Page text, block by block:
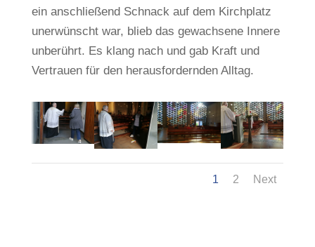
ein anschließend Schnack auf dem Kirchplatz
unerwünscht war, blieb das gewachsene Innere
unberührt. Es klang nach und gab Kraft und
Vertrauen für den herausfordernden Alltag.
1 2 Next